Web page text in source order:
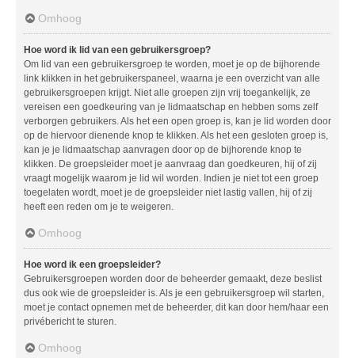
Omhoog
Hoe word ik lid van een gebruikersgroep?
Om lid van een gebruikersgroep te worden, moet je op de bijhorende
link klikken in het gebruikerspaneel, waarna je een overzicht van alle
gebruikersgroepen krijgt. Niet alle groepen zijn vrij toegankelijk, ze
vereisen een goedkeuring van je lidmaatschap en hebben soms zelf
verborgen gebruikers. Als het een open groep is, kan je lid worden door
op de hiervoor dienende knop te klikken. Als het een gesloten groep is,
kan je je lidmaatschap aanvragen door op de bijhorende knop te
klikken. De groepsleider moet je aanvraag dan goedkeuren, hij of zij
vraagt mogelijk waarom je lid wil worden. Indien je niet tot een groep
toegelaten wordt, moet je de groepsleider niet lastig vallen, hij of zij
heeft een reden om je te weigeren.
Omhoog
Hoe word ik een groepsleider?
Gebruikersgroepen worden door de beheerder gemaakt, deze beslist
dus ook wie de groepsleider is. Als je een gebruikersgroep wil starten,
moet je contact opnemen met de beheerder, dit kan door hem/haar een
privébericht te sturen.
Omhoog